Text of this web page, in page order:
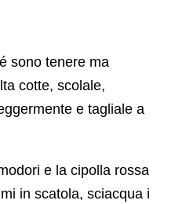
sono tenere ma
cotte, scolale,
e tagliale a
e la cipolla rossa
in scatola, sciacqua i